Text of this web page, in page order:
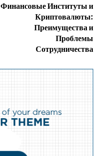
Финансовые Институты и
Криптовалюты:
Преимущества и
Проблемы
Сотрудничества